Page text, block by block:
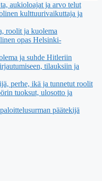
aukioloajat ja arvo telut
kulttuurivaikuttaja ja
roolit ja kuolema
opas Helsinki-
ja suhde Hitleriin
tilauksiin ja
perhe, ikä ja tunnetut roolit
tuoksut, ulosotto ja
päätekijä